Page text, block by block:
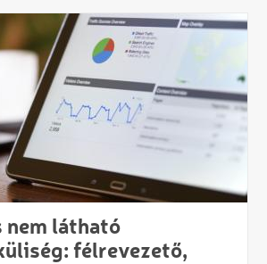
nem látható
félrevezető,